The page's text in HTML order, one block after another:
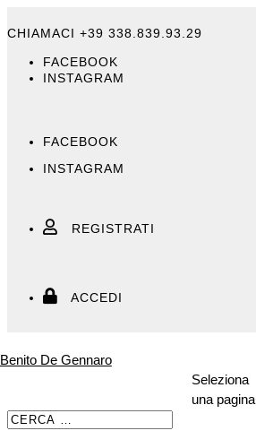
to
CHIAMACI +39 338.839.93.29
FACEBOOK
INSTAGRAM
FACEBOOK
INSTAGRAM
REGISTRATI
ACCEDI
Seleziona
una pagina
Search